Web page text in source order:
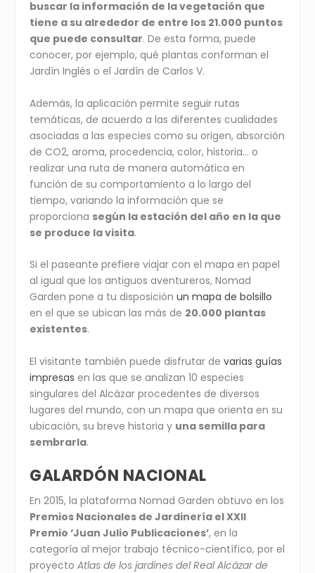
buscar la información de la vegetación que
tiene a su alrededor de entre los 21.000 puntos
que puede consultar. De esta forma, puede
conocer, por ejemplo, qué plantas conforman el
Jardín Inglés o el Jardín de Carlos V.
Además, la aplicación permite seguir rutas
temáticas, de acuerdo a las diferentes cualidades
asociadas a las especies como su origen, absorción
de CO2, aroma, procedencia, color, historia… o
realizar una ruta de manera automática en
función de su comportamiento a lo largo del
tiempo, variando la información que se
proporciona según la estación del año en la que
se produce la visita.
Si el paseante prefiere viajar con el mapa en papel
al igual que los antiguos aventureros, Nomad
Garden pone a tu disposiciónun mapa de bolsillo
en el que se ubican las más de 20.000 plantas
existentes.
El visitante también puede disfrutar devarias guías
impresas en las que se analizan 10 especies
singulares del Alcázar procedentes de diversos
lugares del mundo, con un mapa que orienta en su
ubicación, su breve historia y una semilla para
sembrarla.
GALARDÓN NACIONAL
En 2015, la plataforma Nomad Garden obtuvo en los
Premios Nacionales de Jardinería el XXII
Premio ‘Juan Julio Publicaciones’, en la
categoría al mejor trabajo técnico-científico, por el
proyectoAtlas de los jardines del Real Alcázar de